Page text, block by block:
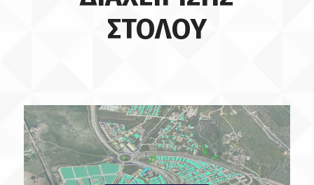
ΣΤΟΛΟΥ